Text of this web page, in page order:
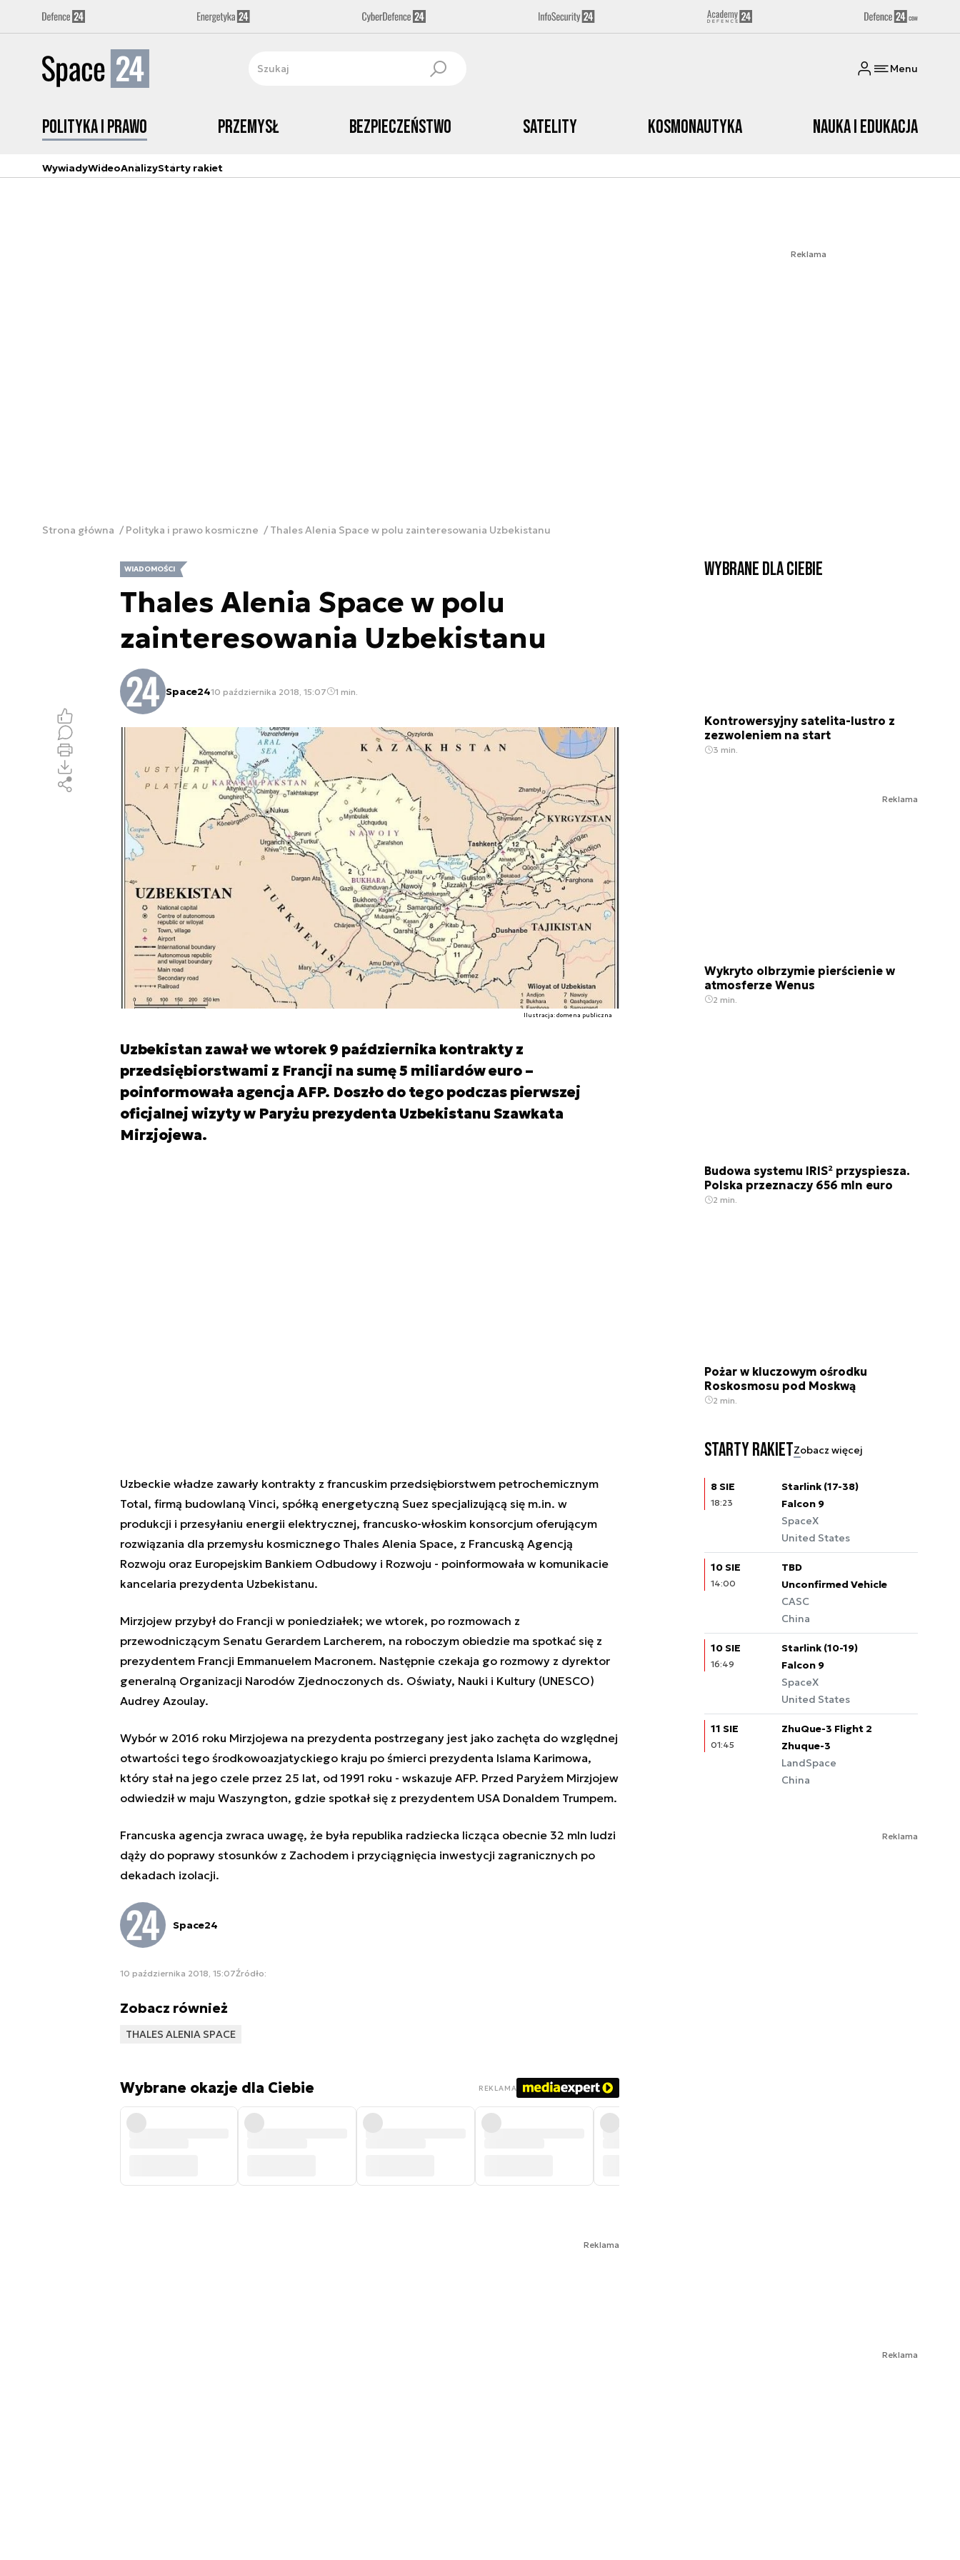
Menu
Polityka i prawo Przemysł Bezpieczeństwo Satelity Kosmonautyka Nauka i edukacja
WywiadyWideoAnalizyStarty rakiet
Reklama
Strona główna Polityka i prawo kosmiczne Thales Alenia Space w polu zainteresowania Uzbekistanu
WIADOMOŚCI
Thales Alenia Space w polu
zainteresowania Uzbekistanu
Space2410 października 2018, 15:07 1 min.
Ilustracja: domena publiczna
Uzbekistan zawał we wtorek 9 października kontrakty z
przedsiębiorstwami z Francji na sumę 5 miliardów euro –
poinformowała agencja AFP. Doszło do tego podczas pierwszej
oficjalnej wizyty w Paryżu prezydenta Uzbekistanu Szawkata
Mirzjojewa.
Uzbeckie władze zawarły kontrakty z francuskim przedsiębiorstwem petrochemicznym
Total, firmą budowlaną Vinci, spółką energetyczną Suez specjalizującą się m.in. w
produkcji i przesyłaniu energii elektrycznej, francusko-włoskim konsorcjum oferującym
rozwiązania dla przemysłu kosmicznego Thales Alenia Space, z Francuską Agencją
Rozwoju oraz Europejskim Bankiem Odbudowy i Rozwoju - poinformowała w komunikacie
kancelaria prezydenta Uzbekistanu.
Mirzjojew przybył do Francji w poniedziałek; we wtorek, po rozmowach z
przewodniczącym Senatu Gerardem Larcherem, na roboczym obiedzie ma spotkać się z
prezydentem Francji Emmanuelem Macronem. Następnie czekaja go rozmowy z dyrektor
generalną Organizacji Narodów Zjednoczonych ds. Oświaty, Nauki i Kultury (UNESCO)
Audrey Azoulay.
Wybór w 2016 roku Mirzjojewa na prezydenta postrzegany jest jako zachęta do względnej
otwartości tego środkowoazjatyckiego kraju po śmierci prezydenta Islama Karimowa,
który stał na jego czele przez 25 lat, od 1991 roku - wskazuje AFP. Przed Paryżem Mirzjojew
odwiedził w maju Waszyngton, gdzie spotkał się z prezydentem USA Donaldem Trumpem.
Francuska agencja zwraca uwagę, że była republika radziecka licząca obecnie 32 mln ludzi
dąży do poprawy stosunków z Zachodem i przyciągnięcia inwestycji zagranicznych po
dekadach izolacji.
Space24
10 października 2018, 15:07Źródło:
Zobacz również
THALES ALENIA SPACE
Wybrane okazje dla Ciebie REKLAMA
Reklama
Wybrane dla Ciebie
Kontrowersyjny satelita-lustro z
zezwoleniem na start
3 min.
Reklama
Wykryto olbrzymie pierścienie w
atmosferze Wenus
2 min.
Budowa systemu IRIS² przyspiesza.
Polska przeznaczy 656 mln euro
2 min.
Pożar w kluczowym ośrodku
Roskosmosu pod Moskwą
2 min.
Starty rakietZobacz więcej
8 SIE
18:23
Starlink (17-38)
Falcon 9
SpaceX
United States
10 SIE
14:00
TBD
Unconfirmed Vehicle
CASC
China
10 SIE
16:49
Starlink (10-19)
Falcon 9
SpaceX
United States
11 SIE
01:45
ZhuQue-3 Flight 2
Zhuque-3
LandSpace
China
Reklama
Reklama